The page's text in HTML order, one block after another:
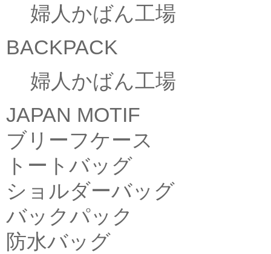
婦人かばん工場
BACKPACK
婦人かばん工場
JAPAN MOTIF
ブリーフケース
トートバッグ
ショルダーバッグ
バックパック
防水バッグ